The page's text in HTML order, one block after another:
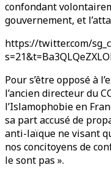
confondant
gouvernement, et
https://twitter.com/
Pour s’être opposé à
l’ancien directeur du
l’Islamophobie en
sa part accusé de
anti-laïque ne visant
nos concitoyens de
le sont pas ».